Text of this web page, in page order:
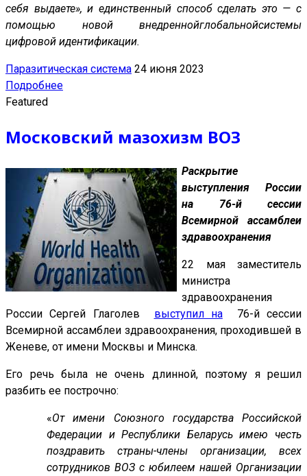
себя выдаете», и единственный способ сделать это — с
помощью новой внедреннойглобальнойсистемы
цифровой идентификации.
Паразитическая система 24 июня 2023
Подробнее
Featured
Московский мазохизм ВОЗ
Раскрытие
выступления России
на 76-й сессии
Всемирной ассамблеи
здравоохранения
22 мая заместитель
министра
здравоохранения
России Сергей Глаголев выступил на76-й сессии
Всемирной ассамблеи здравоохранения, проходившей в
Женеве, от имени Москвы и Минска.
Его речь была не очень длинной, поэтому я решил
разбить ее построчно:
«От имени Союзного государства Российской
Федерации и Республики Беларусь имею честь
поздравить страны-члены организации, всех
сотрудников ВОЗ с юбилеем нашей Организации